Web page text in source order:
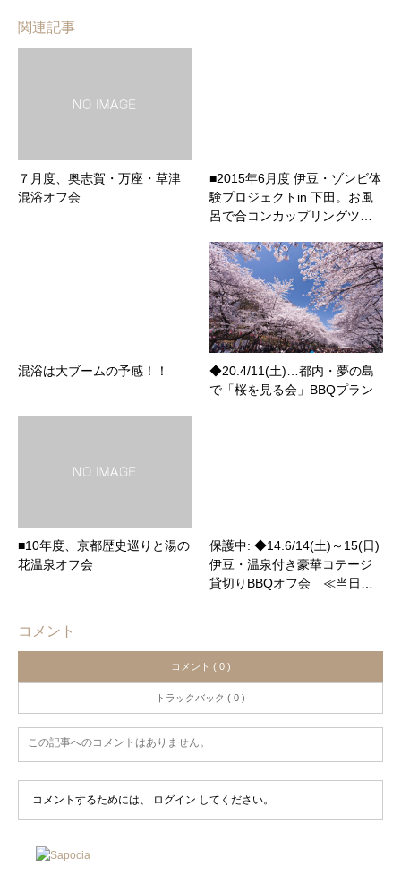
関連記事
７月度、奥志賀・万座・草津
混浴オフ会
■2015年6月度 伊豆・ゾンビ体
験プロジェクトin 下田。お風
呂で合コンカップリングツ…
混浴は大ブームの予感！！
◆20.4/11(土)…都内・夢の島
で「桜を見る会」BBQプラン
■10年度、京都歴史巡りと湯の
花温泉オフ会
保護中: ◆14.6/14(土)～15(日)
伊豆・温泉付き豪華コテージ
貸切りBBQオフ会 ≪当日…
コメント
コメント ( 0 )
トラックバック ( 0 )
この記事へのコメントはありません。
コメントするためには、 ログイン してください。